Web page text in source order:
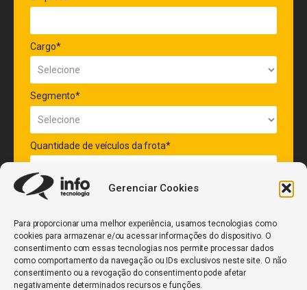
Gerenciar Cookies
Para proporcionar uma melhor experiência, usamos tecnologias como
cookies para armazenar e/ou acessar informações do dispositivo. O
consentimento com essas tecnologias nos permite processar dados
como comportamento da navegação ou IDs exclusivos neste site. O não
consentimento ou a revogação do consentimento pode afetar
negativamente determinados recursos e funções.
Cargo*
Segmento*
Quantidade de veículos da frota*